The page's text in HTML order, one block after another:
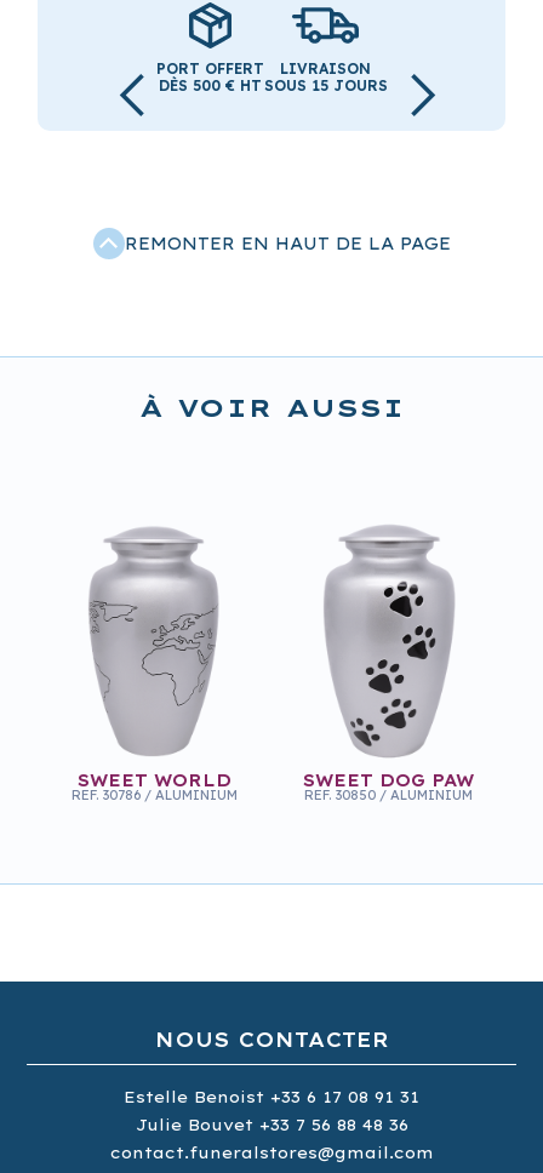
PORT OFFERT
DÈS 500 € HT
LIVRAISON
SOUS 15 JOURS
REMONTER EN HAUT DE LA PAGE
À VOIR AUSSI
SWEET WORLD
REF. 30786 / ALUMINIUM
SWEET DOG PAW
REF. 30850 / ALUMINIUM
NOUS CONTACTER
Estelle Benoist +33 6 17 08 91 31
Julie Bouvet +33 7 56 88 48 36
contact.funeralstores@gmail.com